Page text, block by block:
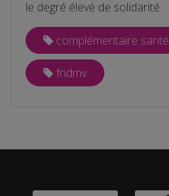
le degré élevé de solidarité.
complémentaire santé
fndmv